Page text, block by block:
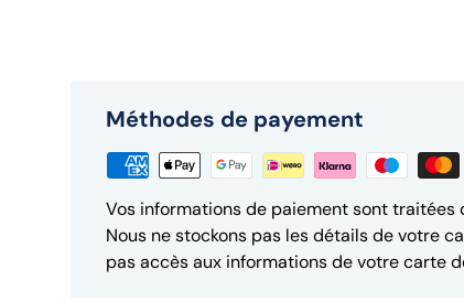
Méthodes de payement
Vos informations de paiement sont traitées
Nous ne stockons pas les détails de votre
pas accès aux informations de votre carte